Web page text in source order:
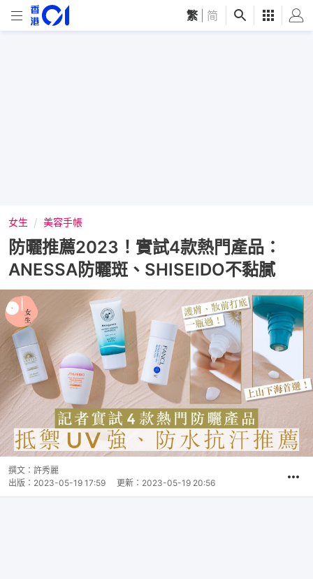
繁 简
女生 美容手帳
防曬推薦2023！實試4款熱門產品：
ANESSA防曬斑、SHISEIDO不黏膩
撰文： 許秀麗
出版： 2023-05-19 17:59 更新： 2023-05-19 20:56